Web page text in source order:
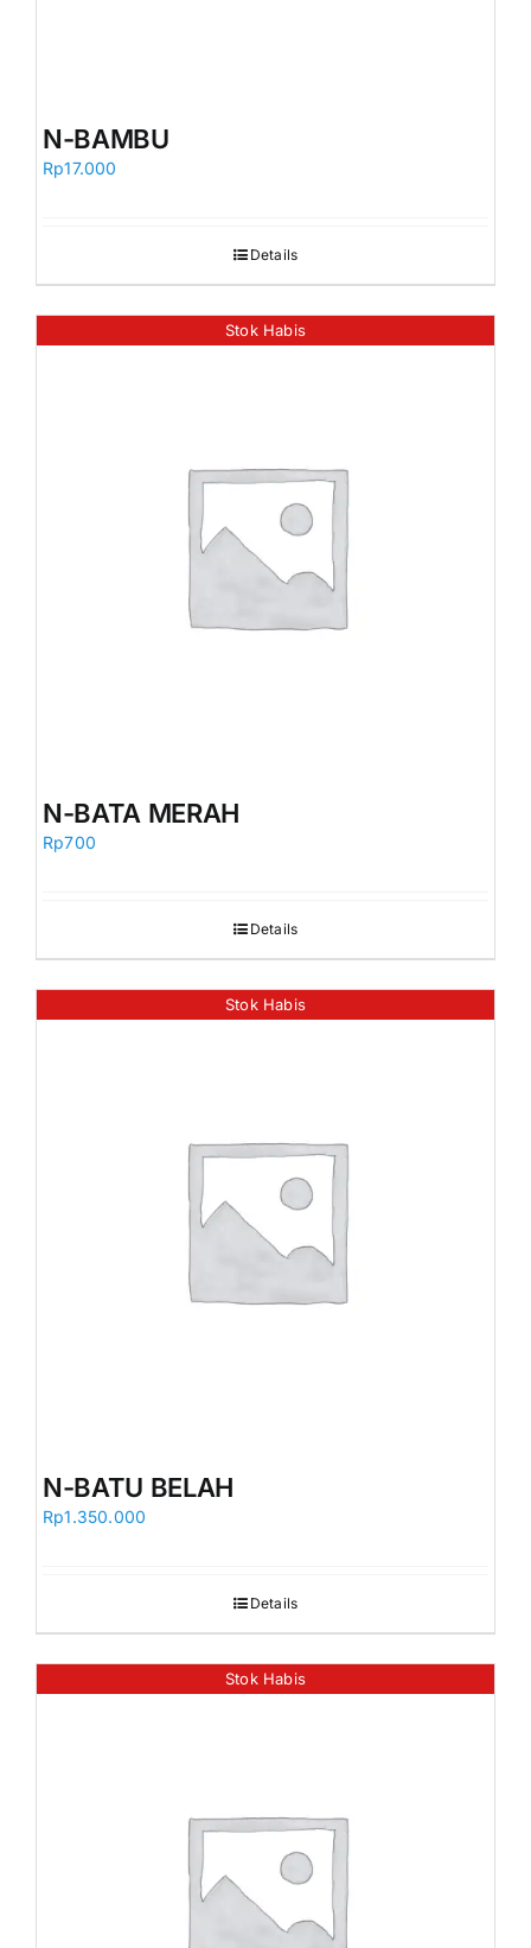
N-BAMBU
Rp17.000
Details
Stok Habis
N-BATA MERAH
Rp700
Details
Stok Habis
N-BATU BELAH
Rp1.350.000
Details
Stok Habis